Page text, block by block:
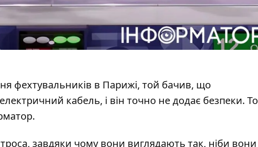
фехтувальників в Парижі, той бачив, що
кабель, і він точно не додає безпеки. То
завдяки чому вони виглядають так, ніби вони